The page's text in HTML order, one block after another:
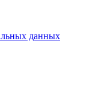
данных